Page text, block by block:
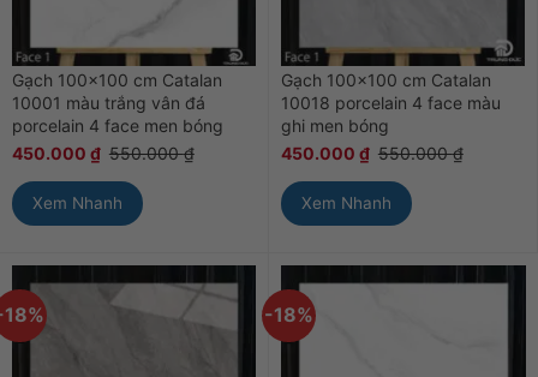
Gạch 100×100 cm Catalan
10001 màu trắng vân đá
porcelain 4 face men bóng
450.000 ₫ 550.000₫
Xem Nhanh
Gạch 100×100 cm Catalan
10018 porcelain 4 face màu
ghi men bóng
450.000 ₫ 550.000₫
Xem Nhanh
-18%